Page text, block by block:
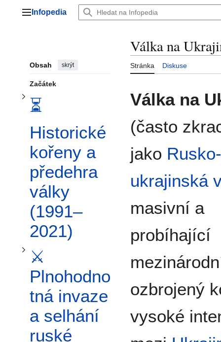
Hlavní menu
Infopedia
Obsah skrýt
Začátek
⏳
Historické
kořeny a
předehra
války
(1991–
2021)
⚔️
Plnohodno
tná invaze
a selhání
ruské
Přepnout podsekci ⚔️ Plnohodnotná invaze a selhání ruské bleskové války (únor–duben 2022) Válka na
Stránka Diskuse
Válka na
(často
jako Rusko-
ukrajinská
masivní a
probíhající
ozbrojený
vysoké